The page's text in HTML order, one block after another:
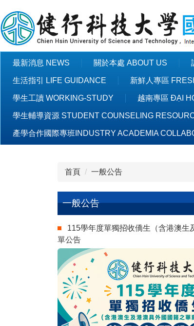
到
主
要
內
最新消息 NEWS 關於本處 ABOUT US
生活指引 LIFE GUIDANCE 新鮮人專區
學生工讀 WORKING-STUDY 越南專區 ĐẠI
學生輔導資源 STUDENT COUNSELING
產學合作國際專班INDUSTRY ACADEMIA
首頁 一般公告
一般公告
115學年度單獨招收僑生（含港澳生
單公告